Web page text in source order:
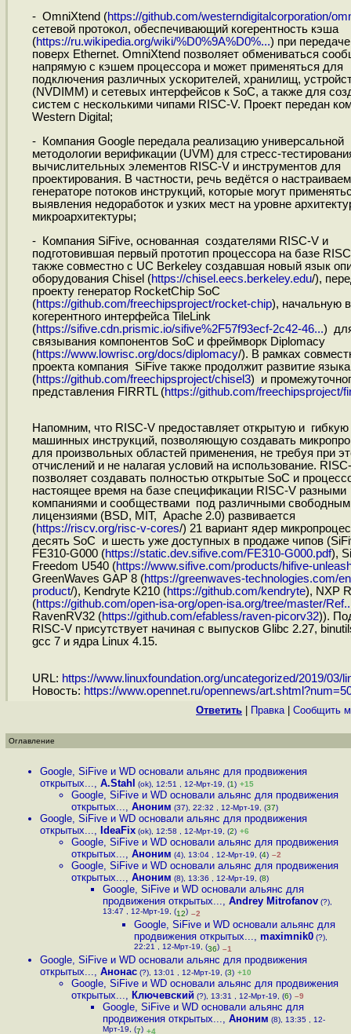
- OmniXtend (https://github.com/westerndigitalcorporation/
сетевой протокол, обеспечивающий когерентность кэша
(https://ru.wikipedia.org/wiki/%D0%9A%D0%...) при
поверх Ethernet. OmniXtend позволяет обмениваться
напрямую с кэшем процессора и может применяться для
подключения различных ускорителей, хранилищ,
(NVDIMM) и сетевых интерфейсов к SoC, а также для
систем с несколькими чипами RISC-V. Проект передан
Western Digital;
- Компания Google передала реализацию универсальной
методологии верификации (UVM) для стресс-
вычислительных элементов RISC-V и инструментов для
проектирования. В частности, речь ведётся о
генераторе потоков инструкций, которые могут
выявления недоработок и узких мест на уровне
микроархитектуры;
- Компания SiFive, основанная создателями RISC-V и
подготовившая первый прототип процессора на базе
также совместно с UC Berkeley создавшая новый язык
оборудования Chisel (https://chisel.eecs.berkeley.edu/),
проекту генератор RocketChip SoC
(https://github.com/freechipsproject/rocket-chip), начальную
когерентного интерфейса TileLink
(https://sifive.cdn.prismic.io/sifive%2F57f93ecf-2c42-46...)
связывания компонентов SoC и фреймворк Diplomacy
(https://www.lowrisc.org/docs/diplomacy/). В рамках
проекта компания SiFive также продолжит развитие
(https://github.com/freechipsproject/chisel3) и
представления FIRRTL (https://github.com/freechipsproject/
Напомним, что RISC-V предоставляет открытую и гибкую
машинных инструкций, позволяющую создавать
для произвольных областей применения, не требуя при
отчислений и не налагая условий на использование.
позволяет создавать полностью открытые SoC и
настоящее время на базе спецификации RISC-V разными
компаниями и сообществами под различными
лицензиями (BSD, MIT, Apache 2.0) развивается
(https://riscv.org/risc-v-cores/) 21 вариант ядер
десять SoC и шесть уже доступных в продаже чипов
FE310-G000 (https://static.dev.sifive.com/FE310-G000.pdf),
Freedom U540 (https://www.sifive.com/products/hifive-
GreenWaves GAP 8 (https://greenwaves-technologies.com/
product/), Kendryte K210 (https://github.com/kendryte), NXP
(https://github.com/open-isa-org/open-isa.org/tree/master/
RavenRV32 (https://github.com/efabless/raven-picorv32)).
RISC-V присутствует начиная с выпусков Glibc 2.27,
gcc 7 и ядра Linux 4.15.
URL: https://www.linuxfoundation.org/uncategorized/2019/03/
Новость: https://www.opennet.ru/opennews/
Ответить Правка| Cообщить
Оглавление
Google, SiFive и WD основали альянс для продвижения
открытых..., A.Stahl (ok), 12:51 , 12-Мрт-19, (1) +15
Google, SiFive и WD основали альянс для продвижения
открытых..., Аноним (37), 22:32 , 12-Мрт-19, (37)
Google, SiFive и WD основали альянс для продвижения
открытых..., IdeaFix (ok), 12:58 , 12-Мрт-19, (2) +6
Google, SiFive и WD основали альянс для продвижения
открытых..., Аноним (4), 13:04 , 12-Мрт-19, (4) –2
Google, SiFive и WD основали альянс для продвижения
открытых..., Аноним (8), 13:36 , 12-Мрт-19, (8)
Google, SiFive и WD основали альянс для
продвижения открытых..., Andrey Mitrofanov (?),
13:47 , 12-Мрт-19, (12) –2
Google, SiFive и WD основали альянс для
продвижения открытых..., maximnik0 (?),
22:21 , 12-Мрт-19, (36) –1
Google, SiFive и WD основали альянс для продвижения
открытых..., Анонас (?), 13:01 , 12-Мрт-19, (3) +10
Google, SiFive и WD основали альянс для продвижения
открытых..., Ключевский (?), 13:31 , 12-Мрт-19, (6) –9
Google, SiFive и WD основали альянс для
продвижения открытых..., Аноним (8), 13:35 , 12-
Мрт-19, (7) +4